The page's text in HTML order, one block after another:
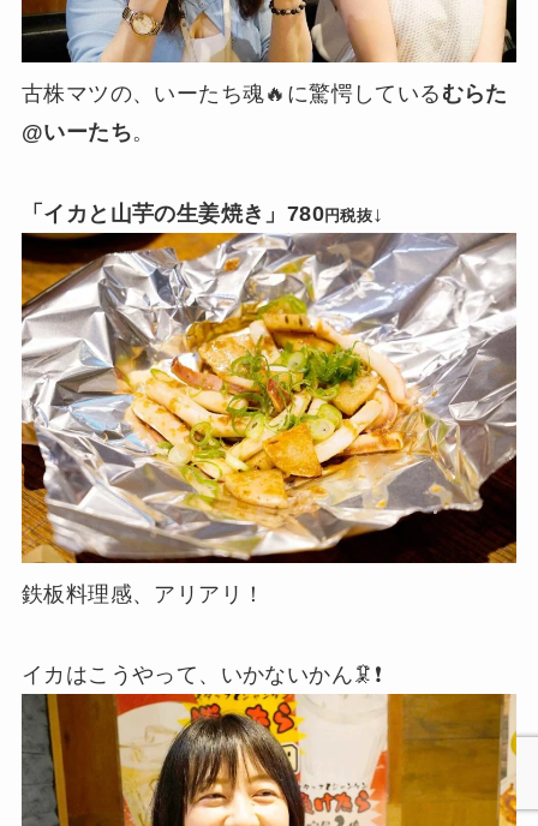
古株マツの、いーたち魂🔥に驚愕している むらた
@いーたち。
「イカと山芋の生姜焼き」780円税抜↓
鉄板料理感、アリアリ！
イカはこうやって、いかないかん🦑❗️